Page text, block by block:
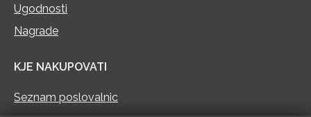
Ugodnosti
Nagrade
KJE NAKUPOVATI
Seznam poslovalnic